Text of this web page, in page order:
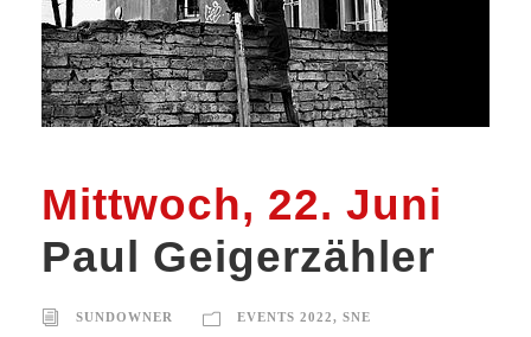
Mittwoch, 22. Juni
Paul Geigerzähler
SUNDOWNER EVENTS 2022, SNE